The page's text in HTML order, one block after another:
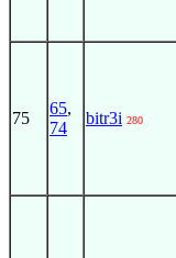
75
65,
74
bitr3i 280